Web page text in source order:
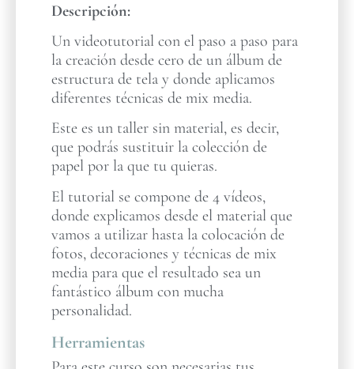
Descripción:
Un videotutorial con el paso a paso para
la creación desde cero de un álbum de
estructura de tela y donde aplicamos
diferentes técnicas de mix media.
Este es un taller sin material, es decir,
que podrás sustituir la colección de
papel por la que tu quieras.
El tutorial se compone de 4 vídeos,
donde explicamos desde el material que
vamos a utilizar hasta la colocación de
fotos, decoraciones y técnicas de mix
media para que el resultado sea un
fantástico álbum con mucha
personalidad.
Herramientas